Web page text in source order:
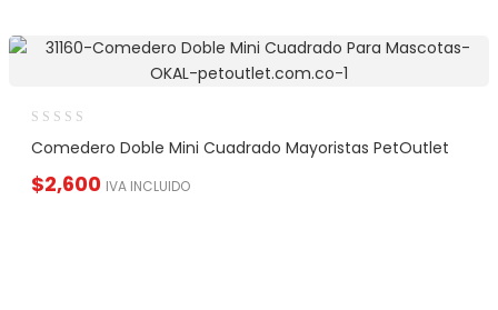
Comedero Doble Mini Cuadrado Mayoristas PetOutlet
$2,600 IVA INCLUIDO